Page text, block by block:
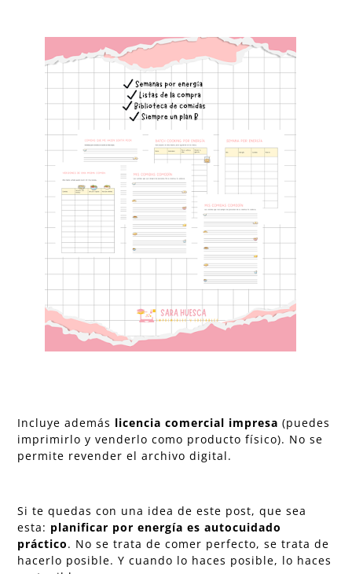
Incluye además licencia comercial impresa (puedes
imprimirlo y venderlo como producto físico). No se
permite revender el archivo digital.
Si te quedas con una idea de este post, que sea
esta: planificar por energía es autocuidado
práctico. No se trata de comer perfecto, se trata de
hacerlo posible. Y cuando lo haces posible, lo haces